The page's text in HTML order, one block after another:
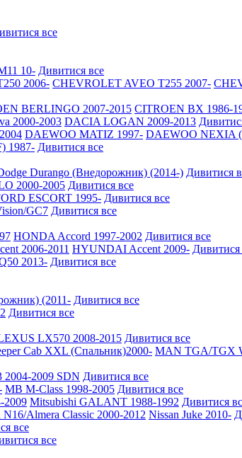
все
10- Дивитися все
2006- CHEVROLET AVEO Т255 2007-
BERLINGO 2007-2015 CITROEN BX 1986-
2000-2003 DACIA LOGAN 2009-2013
DAEWOO MATIZ 1997- DAEWOO NEXIA
1987- Дивитися все
Durango (Внедорожник) (2014-) Дивитися
2000-2005 Дивитися все
ESCORT 1995- Дивитися все
GC7 Дивитися все
HONDA Accord 1997-2002 Дивитися все
2006-2011 HYUNDAI Accent 2009- Дивитися
2013- Дивитися все
(2011- Дивитися все
Дивитися все
LX570 2008-2015 Дивитися все
Cab XXL (Спальник)2000- MAN TGA/TGX
2009 SDN Дивитися все
MB M-Class 1998-2005 Дивитися все
2009 Mitsubishi GALANT 1988-1992 Дивитися
N16/Almera Classic 2000-2012 Nissan Juke 2010-
все
все